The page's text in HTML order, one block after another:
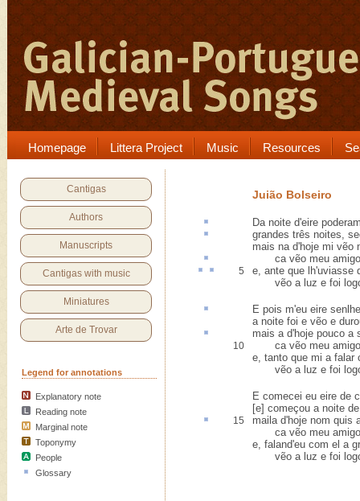
Homepage Littera Project Music Resources
Cantigas
Authors
Manuscripts
Cantigas with music
Miniatures
Arte de Trovar
Legend for annotations
Explanatory note
Reading note
Marginal note
Toponymy
People
Glossary
Juião Bolseiro
Da noite d'eire
grandes três noites,
mais na d'hoje mi vẽo
cavẽo meu
5 e, ante que lh'uviasse
vẽo a luz e foi
E pois m'eu eire
a noite foi e vẽo e
mais a d'hoje pouco a
10
ca vẽo meu
e, tanto que mi a falar
vẽo a luz e foi
E comecei eu eire de
[e] começou a noite
15 mailad'hoje nom quis
ca vẽo meu
e, faland'eu com el a
vẽo a luz e foi